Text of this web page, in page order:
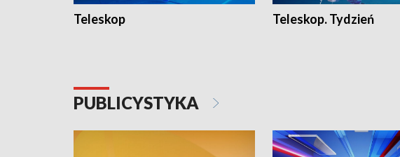
Teleskop Teleskop. Tydzień
PUBLICYSTYKA